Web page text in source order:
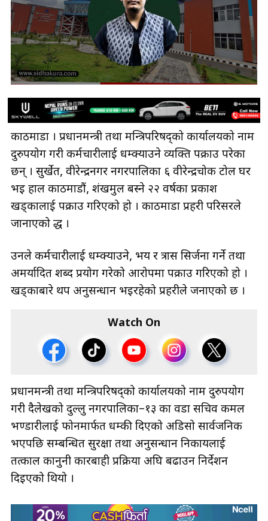
काठमाडौँ । प्रधानमन्त्री तथा मन्त्रिपरिषद्को कार्यालयको नाम
दुरुपयोग गरी कर्मचारीलाई धम्क्याउने व्यक्ति पक्राउ परेका
छन् । सुर्खेत, वीरेन्द्रनगर नगरपालिका ६ वीरेन्द्रचोक टोल घर
भइ हाल काठमाडौं, शंखमुल बस्ने २२ वर्षका प्रकाश
खड्कालाई पक्राउ गरिएको हो । काठमाडौँ प्रहरी परिसरले
जानाएको द्ध ।
उनले कर्मचारीलाई धम्क्याउने, भय र त्रास सिर्जना गर्ने तथा
अमर्यादित शब्द प्रयोग गरेको आरोपमा पक्राउ गरिएको हो ।
खड्काबारे थप अनुसन्धान भइरहेको प्रहरीले जनाएको छ ।
Watch On
प्रधानमन्त्री तथा मन्त्रिपरिषद्को कार्यालयको नाम दुरुपयोग
गरी दैलेखको दुल्लु नगरपालिका–१३ का वडा सचिव कमल
भण्डारीलाई फोनमार्फत धम्की दिएको अडिसो सार्वजनिक
भएपछि सम्बन्धित सुरक्षा तथा अनुसन्धान निकायलाई
तत्काल कानुनी कारबाही प्रक्रिया अघि बढाउन निर्देशन
दिइएको थियो ।